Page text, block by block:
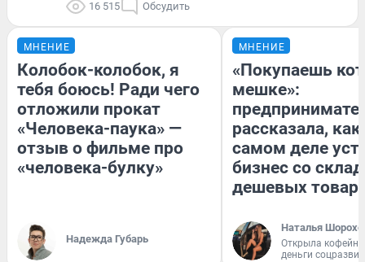
16 515 Обсудить
МНЕНИЕ
Колобок-колобок, я
тебя боюсь! Ради чего
отложили прокат
«Человека-паука» —
отзыв о фильме про
«человека-булку»
Надежда Губарь
МНЕНИЕ
«Покупаешь
мешке»:
рассказала, как
самом деле
бизнес со
дешевых
Наталья
Открыла
деньги